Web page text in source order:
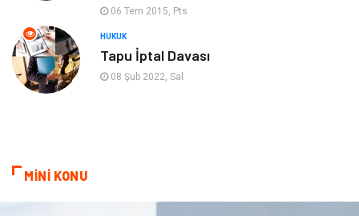
Cruise
Güzellik
06 Tem 2015, Pts
HUKUK
Tapu İptal Davası
08 Şub 2022, Sal
MİNİ KONU